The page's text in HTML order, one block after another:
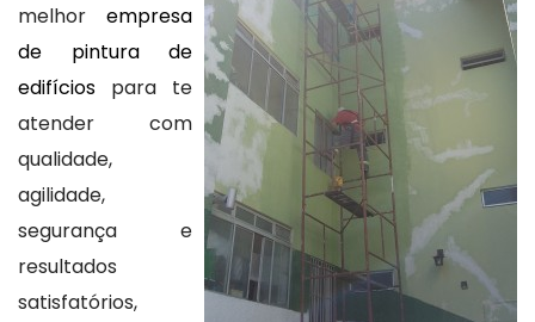
melhor empresa
de pintura de
edifícios para te
atender com
qualidade,
agilidade,
segurança e
resultados
satisfatórios,